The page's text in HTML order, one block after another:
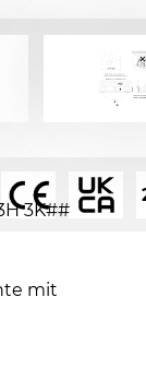
3K##
mit